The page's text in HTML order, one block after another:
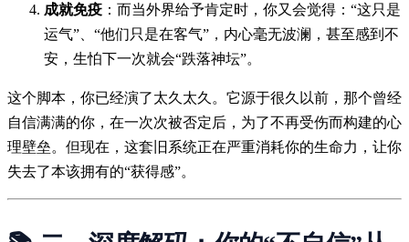
成就免疫 ：而当外界给予肯定时，你又会觉得：“这只是
运气”、“他们只是在客气”，内心毫无波澜，甚至感到不
安，生怕下一次就会“跌落神坛”。
这个脚本，你已经演了太久太久。它源于很久以前，那个曾经
自信满满的你，在一次次被否定后，为了不再受伤而构建的心
理壁垒。但现在，这套旧系统正在严重消耗你的生命力，让你
失去了本该拥有的“获得感”。